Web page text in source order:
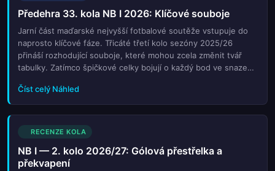
Předehra 33. kola NB I 2026: Klíčové souboje
Jarní část maďarské nejvyšší fotbalové soutěže vstupuje do
naprosto klíčové fáze. Třicáté třetí kolo sezóny 2025/26
přináší rozhodující souboje, které mohou zcela změnit tvář
tabulky. Zatímco špičkové celky bojují o každý bod ve snaze
příčkách se hroutí naděje některých mužstev a jiné zase
zázračně táhnou za kratší konec řetězce. Tato předzápasová
analýza se zaměřuje na nejdůležitější páry kola, kde jsou
sázeny velké karty. Prohlédneme si aktuální formu týmů,
klíčové absencie a taktické nastavení trenérů, kteří doufají v
poslední šanci na záchranu nebo triumf. Vzhledem k tomu, že
zbývá jen několik kol do konečné bodovky, každá chyba může
Číst celý Náhled
RECENZE KOLA
NB I — 2. kolo 2026/27: Gólová přestřelka a
překvapení